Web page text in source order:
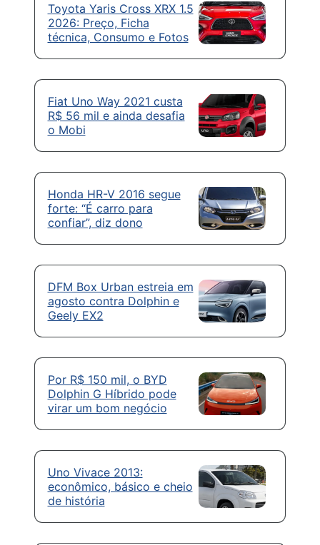
Toyota Yaris Cross XRX 1.5
2026: Preço, Ficha
técnica, Consumo e Fotos
Fiat Uno Way 2021 custa
R$ 56 mil e ainda desafia
o Mobi
Honda HR-V 2016 segue
forte: “É carro para
confiar”, diz dono
DFM Box Urban estreia em
agosto contra Dolphin e
Geely EX2
Por R$ 150 mil, o BYD
Dolphin G Híbrido pode
virar um bom negócio
Uno Vivace 2013:
econômico, básico e cheio
de história